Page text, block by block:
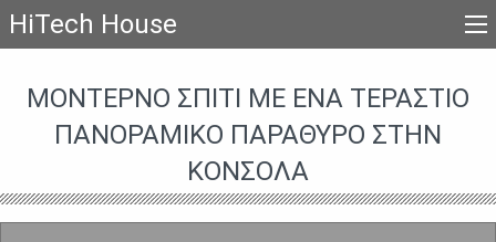
HiTech House
ΜΟΝΤΈΡΝΟ ΣΠΊΤΙ ΜΕ ΈΝΑ ΤΕΡΆΣΤΙΟ
ΠΑΝΟΡΑΜΙΚΌ ΠΑΡΆΘΥΡΟ ΣΤΗΝ
ΚΟΝΣΌΛΑ